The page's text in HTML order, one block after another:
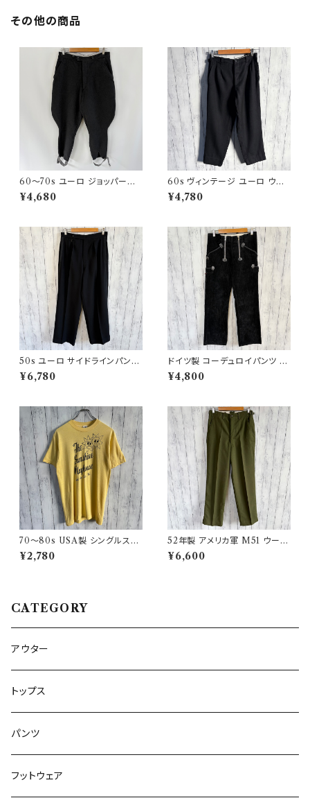
その他の商品
60〜70s ユーロ ジョッパーズ
パンツ ウールパンツ ヴィンテー
ジ 5
¥4,680
60s ヴィンテージ ユーロ ウー
ルパンツ スラックス ビンテージ
32
¥4,780
50s ユーロ サイドラインパンツ
ウールパンツ ワイドスラックドレ
スパンツ
¥6,780
ドイツ製 コーデュロイパンツ ワ
ークパンツ ユーロワーク
¥4,800
70〜80s USA製 シングルステ
ッチT ヴィンテージTシャツ
¥2,780
52年製 アメリカ軍 M51 ウール
パンツ ミリタリーパンツ スラッ
クス ヴィンテージ US ARMY 1
¥6,600
CATEGORY
アウター
トップス
パンツ
フットウェア